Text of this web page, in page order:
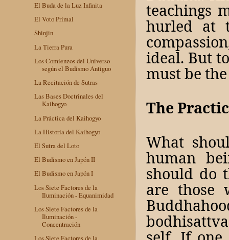
teachings
hurled at
ideal. But
must be
The
What
human
should do
are those
El Buda de la Luz Infinita
El Voto Primal
Shinjin
La Tierra Pura
Los Comienzos del Universo
según el Budismo Antiguo
La Recitación de Sutras
Las Bases Doctrinales del
Kaihogyo
La Práctica del Kaihogyo
La Historia del Kaihogyo
El Sutra del Loto
El Budismo en Japón II
El Budismo en Japón I
Los Siete Factores de la
Iluminación - Equanimidad
Los Siete Factores de la
Iluminación -
Concentración
Los Siete Factores de la